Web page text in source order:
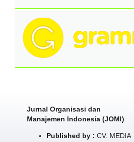
Jurnal Organisasi dan
Manajemen Indonesia (JOMI)
Published by : CV. MEDIA